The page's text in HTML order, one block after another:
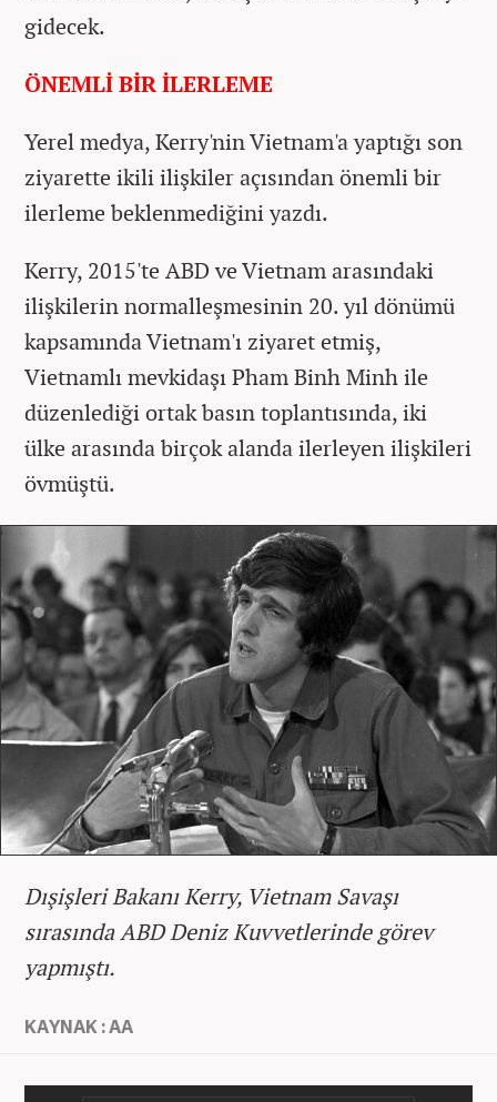
gidecek.
ÖNEMLİ BİR İLERLEME
Yerel medya, Kerry'nin Vietnam'a yaptığı son
ziyarette ikili ilişkiler açısından önemli bir
ilerleme beklenmediğini yazdı.
Kerry, 2015'te ABD ve Vietnam arasındaki
ilişkilerin normalleşmesinin 20. yıl dönümü
kapsamında Vietnam'ı ziyaret etmiş,
Vietnamlı mevkidaşı Pham Binh Minh ile
düzenlediği ortak basın toplantısında, iki
ülke arasında birçok alanda ilerleyen ilişkileri
övmüştü.
Dışişleri Bakanı Kerry, Vietnam Savaşı
sırasında ABD Deniz Kuvvetlerinde görev
yapmıştı.
KAYNAK : AA